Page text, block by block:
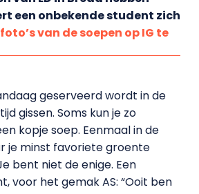
een onbekende student zich
van de soepen op IG te
geserveerd wordt in de
gissen. Soms kun je zo
kopje soep. Eenmaal in de
je minst favoriete groente
bent niet de enige. Een
voor het gemak AS: “Ooit ben